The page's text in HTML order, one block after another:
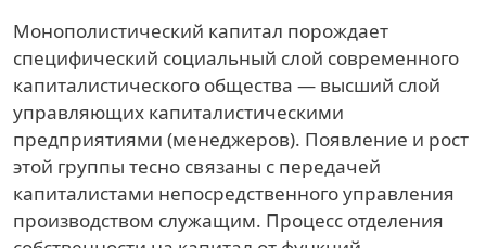
Монополистический капитал порождает
специфический социальный слой современного
капиталистического общества — высший слой
управляющих капиталистическими
предприятиями (менеджеров). Появление и рост
этой группы тесно связаны с передачей
капиталистами непосредственного управления
производством служащим. Процесс отделения